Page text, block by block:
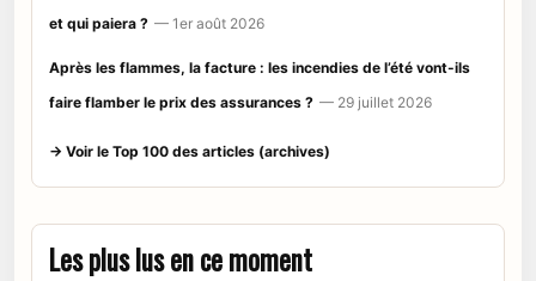
et qui paiera ? — 1er août 2026
Après les flammes, la facture : les incendies de l’été vont-ils
faire flamber le prix des assurances ? — 29 juillet 2026
→ Voir le Top 100 des articles (archives)
Les plus lus en ce moment